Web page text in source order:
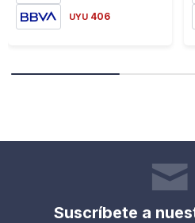
UYU 406
Suscríbete a